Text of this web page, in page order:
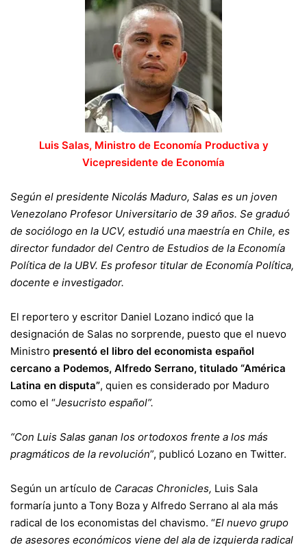
Luis Salas, Ministro de Economía Productiva y
Vicepresidente de Economía
Según el presidente Nicolás Maduro, Salas es un joven
Venezolano Profesor Universitario de 39 años. Se graduó
de sociólogo en la UCV, estudió una maestría en Chile, es
director fundador del Centro de Estudios de la Economía
Política de la UBV. Es profesor titular de Economía Política,
docente e investigador.
El reportero y escritor Daniel Lozano indicó que la
designación de Salas no sorprende, puesto que el nuevo
Ministro presentó el libro del economista español
cercano a Podemos, Alfredo Serrano, titulado “América
Latina en disputa”, quien es considerado por Maduro
como el “Jesucristo español”.
“Con Luis Salas ganan los ortodoxos frente a los más
pragmáticos de la revolución”, publicó Lozano en Twitter.
Según un artículo de Caracas Chronicles, Luis Sala
formaría junto a Tony Boza y Alfredo Serrano al ala más
radical de los economistas del chavismo. “El nuevo grupo
de asesores económicos viene del ala de izquierda radical